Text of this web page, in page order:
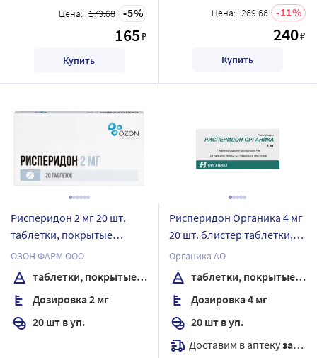
Цена: 173.68 5
165₽
Купить
Цена: 269.66 11
240₽
Купить
Рисперидон 2 мг 20 шт.
таблетки, покрытые
пленочной оболочкой
ОЗОН ФАРМ ООО
таблетки, покрытые пленочной оболочкой
Дозировка 2 мг
20 шт в уп.
Рисперидон Органика 4 мг
20 шт. блистер таблетки,
покрытые пленочной
оболочкой
Органика АО
таблетки, покрытые пленочной оболочкой
Дозировка 4 мг
20 шт в уп.
Доставим в аптекузавтра